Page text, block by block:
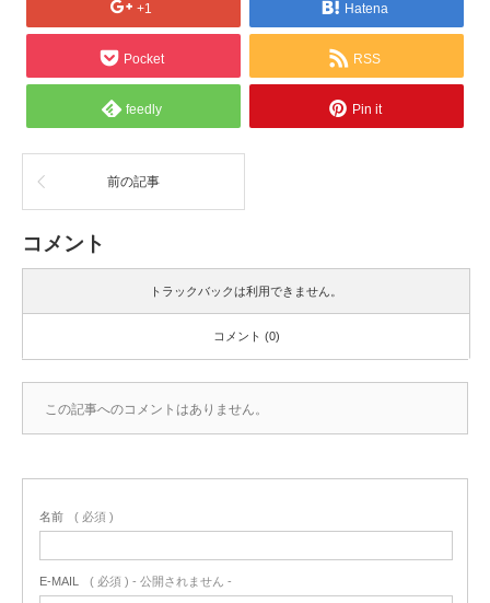
+1 Hatena
Pocket RSS
feedly Pin it
前の記事
コメント
トラックバックは利用できません。
コメント (0)
この記事へのコメントはありません。
名前 ( 必須 )
E-MAIL ( 必須 ) - 公開されません -